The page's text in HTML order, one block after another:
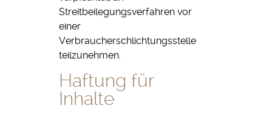
Streitbeilegungsverfahren vor
einer
Verbraucherschlichtungsstelle
teilzunehmen.
Haftung für
Inhalte